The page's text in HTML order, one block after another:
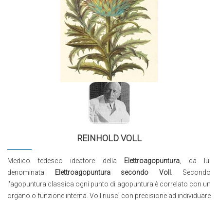
REINHOLD VOLL
Medico tedesco ideatore della Elettroagopuntura , da lui
denominata
Elettroagopuntura secondo Voll
. Secondo
l'agopuntura classica ogni punto di agopuntura è correlato con un
organo o funzione interna. Voll riuscì con precisione ad individuare